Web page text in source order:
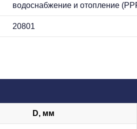
водоснабжение и отопление
20801
D, мм